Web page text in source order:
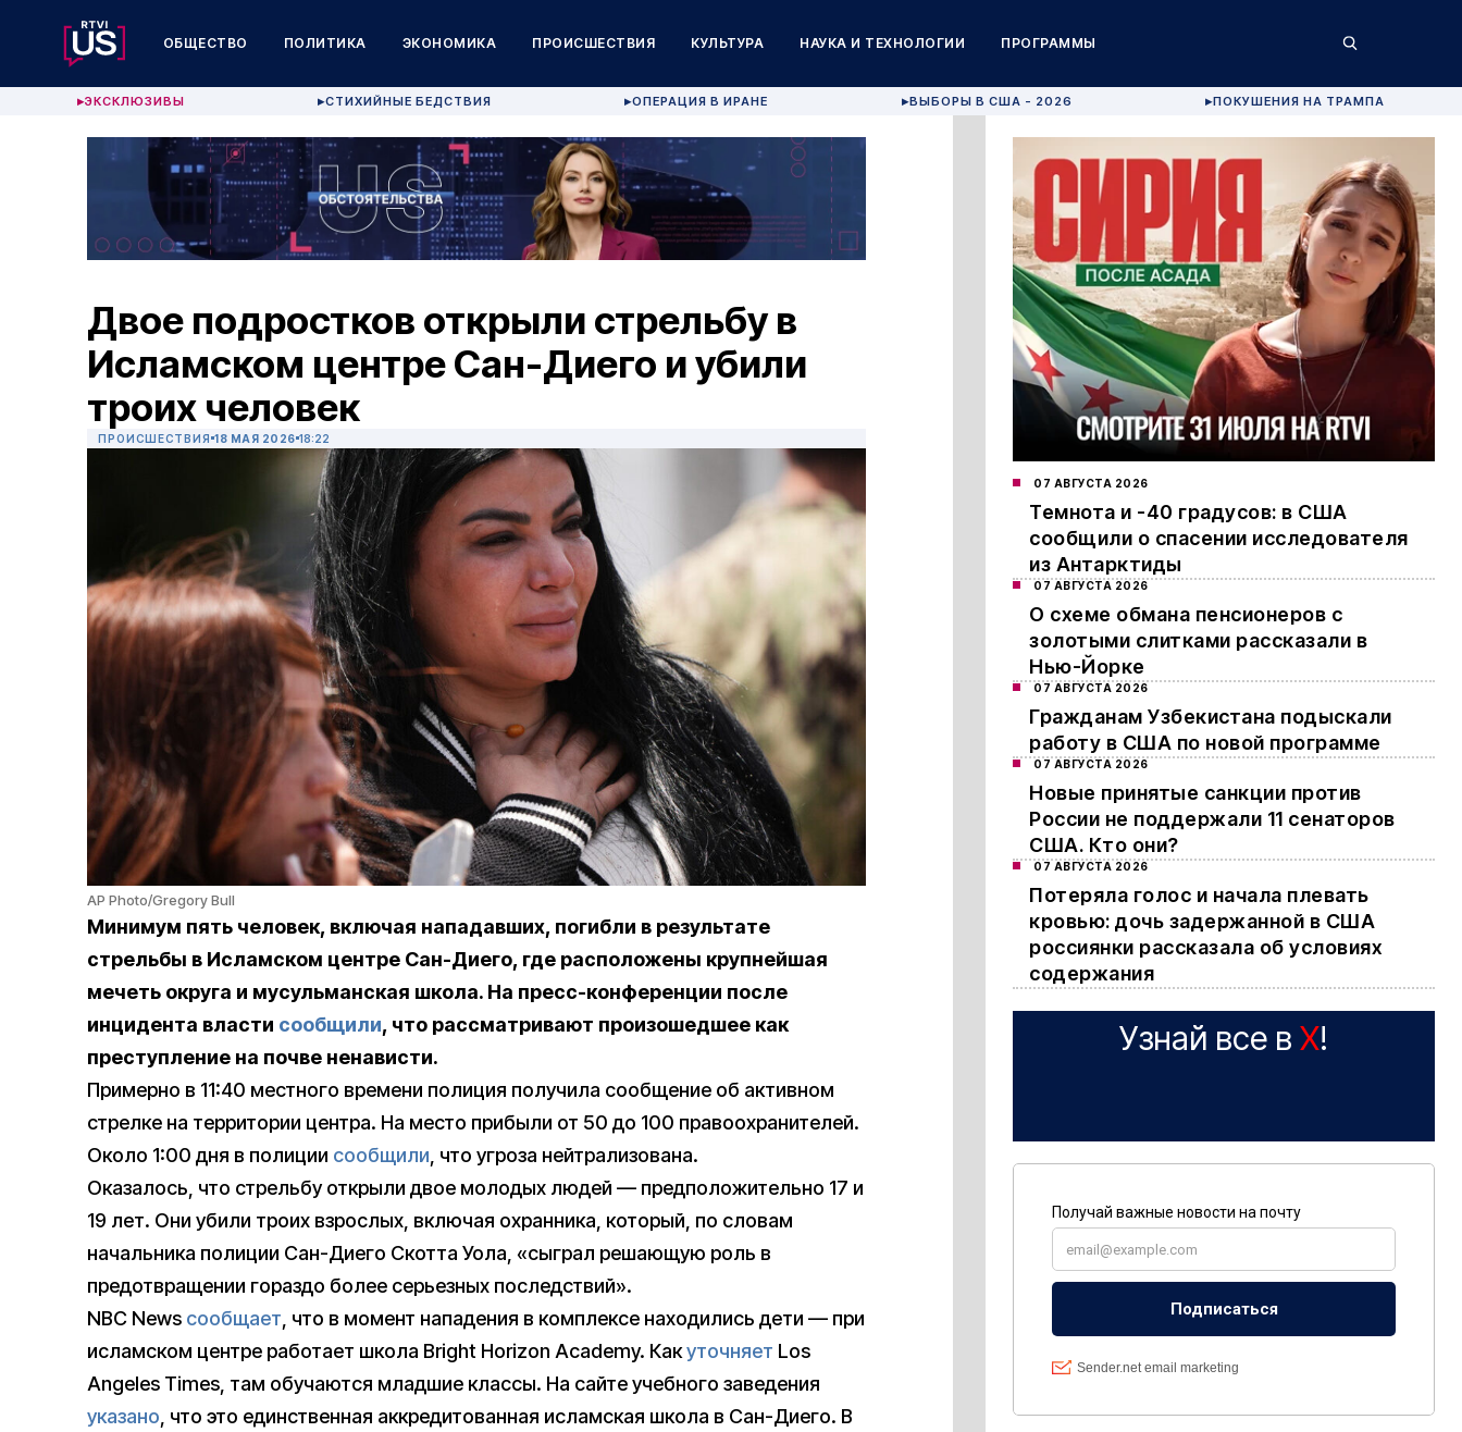
ОБЩЕСТВО ПОЛИТИКА ЭКОНОМИКА ПРОИСШЕСТВИЯ КУЛЬТУРА НАУКА И ТЕХНОЛОГИИ ПРОГРАММЫ
▶ЭКСКЛЮЗИВЫ ▶СТИХИЙНЫЕ БЕДСТВИЯ ▶ОПЕРАЦИЯ В ИРАНЕ ▶ВЫБОРЫ В США - 2026 ▶ПОКУШЕНИЯ НА ТРАМПА
Двое подростков открыли стрельбу в
Исламском центре Сан-Диего и убили
троих человек
ПРОИСШЕСТВИЯ 18 МАЯ 2026 18:22
AP Photo/Gregory Bull
Минимум пять человек, включая нападавших, погибли в результате
стрельбы в Исламском центре Сан-Диего, где расположены крупнейшая
мечеть округа и мусульманская школа. На пресс-конференции после
инцидента власти сообщили, что рассматривают произошедшее как
преступление на почве ненависти.
Примерно в 11:40 местного времени полиция получила сообщение об активном
стрелке на территории центра. На место прибыли от 50 до 100 правоохранителей.
Около 1:00 дня в полиции сообщили, что угроза нейтрализована.
Оказалось, что стрельбу открыли двое молодых людей — предположительно 17 и
19 лет. Они убили троих взрослых, включая охранника, который, по словам
начальника полиции Сан-Диего Скотта Уола, «сыграл решающую роль в
предотвращении гораздо более серьезных последствий».
NBC News сообщает, что в момент нападения в комплексе находились дети — при
исламском центре работает школа Bright Horizon Academy. Какуточняет Los
Angeles Times, там обучаются младшие классы. На сайте учебного заведения
указано, что это единственная аккредитованная исламская школа в Сан-Диего. В
07 АВГУСТА 2026
Темнота и -40 градусов: в США
сообщили о спасении исследователя
из Антарктиды
07 АВГУСТА 2026
О схеме обмана пенсионеров с
золотыми слитками рассказали в
Нью-Йорке
07 АВГУСТА 2026
Гражданам Узбекистана подыскали
работу в США по новой программе
07 АВГУСТА 2026
Новые принятые санкции против
России не поддержали 11 сенаторов
США. Кто они?
07 АВГУСТА 2026
Потеряла голос и начала плевать
кровью: дочь задержанной в США
россиянки рассказала об условиях
содержания
Узнай все в X!